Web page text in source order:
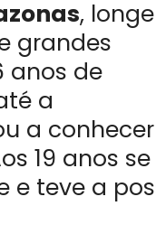
, longe
grandes
anos de
a
a conhecer
19 anos
e teve a